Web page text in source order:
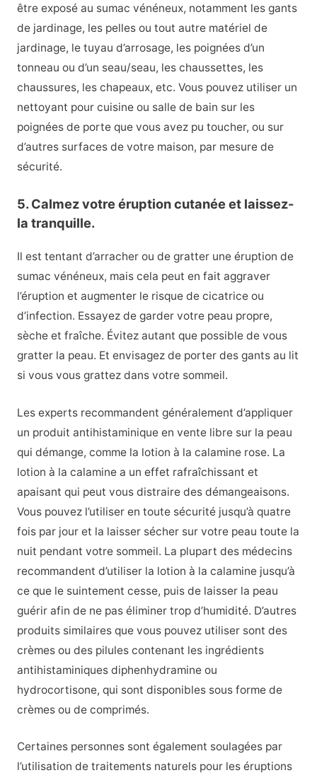
être exposé au sumac vénéneux, notamment les gants
de jardinage, les pelles ou tout autre matériel de
jardinage, le tuyau d’arrosage, les poignées d’un
tonneau ou d’un seau/seau, les chaussettes, les
chaussures, les chapeaux, etc. Vous pouvez utiliser un
nettoyant pour cuisine ou salle de bain sur les
poignées de porte que vous avez pu toucher, ou sur
d’autres surfaces de votre maison, par mesure de
sécurité.
5. Calmez votre éruption cutanée et laissez-
la tranquille.
Il est tentant d’arracher ou de gratter une éruption de
sumac vénéneux, mais cela peut en fait aggraver
l’éruption et augmenter le risque de cicatrice ou
d’infection. Essayez de garder votre peau propre,
sèche et fraîche. Évitez autant que possible de vous
gratter la peau. Et envisagez de porter des gants au lit
si vous vous grattez dans votre sommeil.
Les experts recommandent généralement d’appliquer
un produit antihistaminique en vente libre sur la peau
qui démange, comme la lotion à la calamine rose. La
lotion à la calamine a un effet rafraîchissant et
apaisant qui peut vous distraire des démangeaisons.
Vous pouvez l’utiliser en toute sécurité jusqu’à quatre
fois par jour et la laisser sécher sur votre peau toute la
nuit pendant votre sommeil. La plupart des médecins
recommandent d’utiliser la lotion à la calamine jusqu’à
ce que le suintement cesse, puis de laisser la peau
guérir afin de ne pas éliminer trop d’humidité. D’autres
produits similaires que vous pouvez utiliser sont des
crèmes ou des pilules contenant les ingrédients
antihistaminiques diphenhydramine ou
hydrocortisone, qui sont disponibles sous forme de
crèmes ou de comprimés.
Certaines personnes sont également soulagées par
l’utilisation de traitements naturels pour les éruptions